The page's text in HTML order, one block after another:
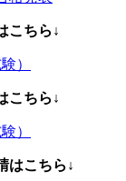
こちら↓
）
こちら↓
）
はこちら↓